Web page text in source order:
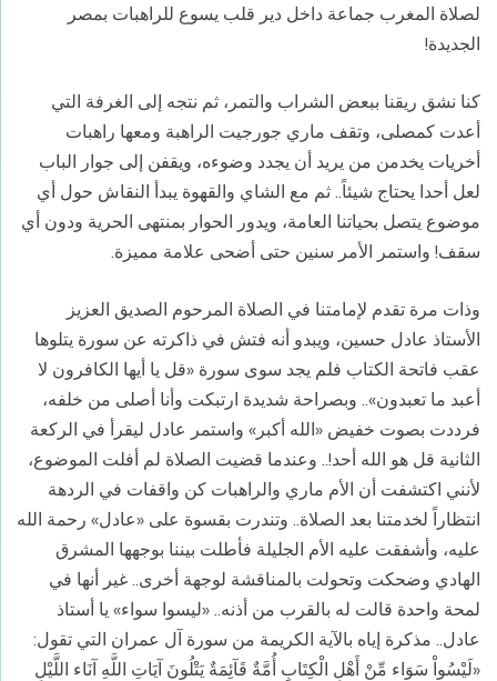
لصلاة المغرب جماعة داخل دير قلب يسوع للراهبات بمصر
الجديدة!
كنا نشق ريقنا ببعض الشراب والتمر، ثم نتجه إلى الغرفة التي
أعدت كمصلى، وتقف ماري جورجيت الراهبة ومعها راهبات
أخريات يخدمن من يريد أن يجدد وضوءه، ويقفن إلى جوار الباب
لعل أحدا يحتاج شيئاً.. ثم مع الشاي والقهوة يبدأ النقاش حول أي
موضوع يتصل بحياتنا العامة، ويدور الحوار بمنتهى الحرية ودون أي
سقف! واستمر الأمر سنين حتى أضحى علامة مميزة.
وذات مرة تقدم لإمامتنا في الصلاة المرحوم الصديق العزيز
الأستاذ عادل حسين، ويبدو أنه فتش في ذاكرته عن سورة يتلوها
عقب فاتحة الكتاب فلم يجد سوى سورة «قل يا أيها الكافرون لا
أعبد ما تعبدون».. وبصراحة شديدة ارتبكت وأنا أصلى من خلفه،
فرددت بصوت خفيض «الله أكبر» واستمر عادل ليقرأ في الركعة
الثانية قل هو الله أحد!.. وعندما قضيت الصلاة لم أفلت الموضوع،
لأنني اكتشفت أن الأم ماري والراهبات كن واقفات في الردهة
انتظاراً لخدمتنا بعد الصلاة.. وتندرت بقسوة على «عادل» رحمة الله
عليه، وأشفقت عليه الأم الجليلة فأطلت بيننا بوجهها المشرق
الهادي وضحكت وتحولت بالمناقشة لوجهة أخرى.. غير أنها في
لمحة واحدة قالت له بالقرب من أذنه.. «ليسوا سواء» يا أستاذ
عادل.. مذكرة إياه بالآية الكريمة من سورة آل عمران التي تقول:
«لَيْسُواْ سَوَاء مِّنْ أَهْلِ الْكِتَابِ أُمَّةٌ قَآئِمَةٌ يَتْلُونَ آيَاتِ اللَّهِ آنَاء اللَّيْلِ